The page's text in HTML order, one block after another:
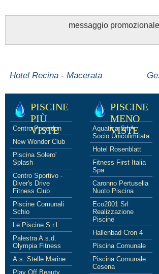
messaggio promozionale
Hotel Recina - Macerata
PISCINE
PIÙ
VISTE
Centro Poseidon
New Wonder Club
Piscina Solero'
Splash
Centro Sportivo -
Diver's Drive
Fitness Club
Piscine Comunali
Schio
Le Piscine S.r.l.
Palestra A.s.d.
Olympia Fitness
A.s. Stelle Marine
Play Off Beauty
PISCINE
MENO
VISTE
Aquatica Srl A
Socio Unicolimitata
Hotel Rosenblatt
Fitness First Italia
Spa
Caronno Pertusella
Nuoto Piscina
Eco2001 Srl
Realizzazione
Piscine
Hallenbad Cron 4
Piscina Comunale
Piscina Comunale
Cesena